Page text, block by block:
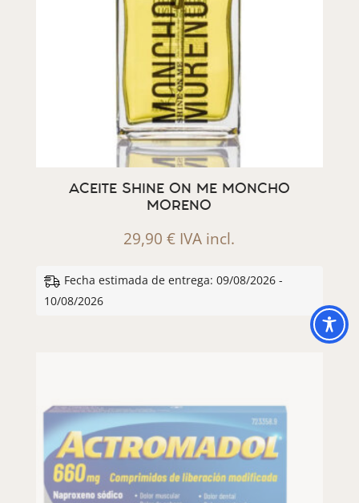
ACEITE SHINE ON ME MONCHO
MORENO
29,90€ IVA incl.
Fecha estimada de entrega: 09/08/2026 -
10/08/2026